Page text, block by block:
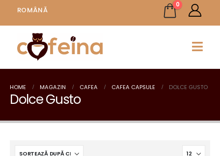
ROMÂNĂ
0
HOME MAGAZIN CAFEA CAFEA CAPSULE DOLCE GUSTO
Dolce Gusto